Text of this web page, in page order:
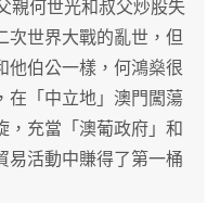
親何世光和叔父炒股失
次世界大戰的亂世，但
他伯公一樣，何鴻燊很
在「中立地」澳門闖蕩
，充當「澳葡政府」和
易活動中賺得了第一桶